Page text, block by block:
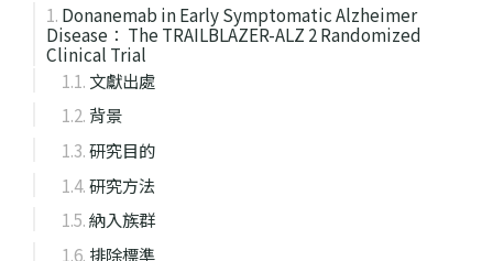
Donanemab in Early Symptomatic Alzheimer
Disease： The TRAILBLAZER-ALZ 2 Randomized
Clinical Trial
文獻出處
背景
研究目的
研究方法
納入族群
排除標準